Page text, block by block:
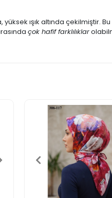
ışık altında çekilmiştir.
çok hafif farklılıklar